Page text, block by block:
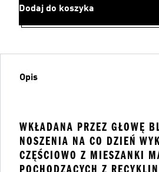
Dodaj do koszyka
Opis
WKŁADANA PRZEZ GŁOWĘ
NOSZENIA NA CO DZIEŃ
CZĘŚCIOWO Z MIESZANKI